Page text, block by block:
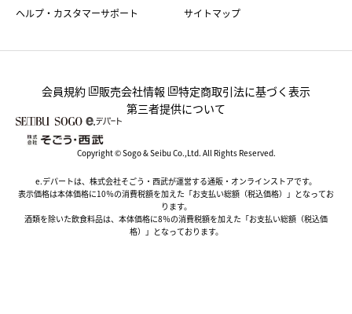
ヘルプ・カスタマーサポート サイトマップ
会員規約 販売会社情報
特定商取引法に基づく表示
第三者提供について
Copyright © Sogo & Seibu Co.,Ltd. All Rights Reserved.
e.デパートは、株式会社そごう・西武が運営する通販・オンラインストアです。
表示価格は本体価格に10％の消費税額を加えた「お支払い総額（税込価格）」となってお
ります。
酒類を除いた飲食料品は、本体価格に8％の消費税額を加えた「お支払い総額（税込価
格）」となっております。